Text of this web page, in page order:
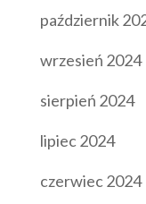
październik
wrzesień 2024
sierpień 2024
lipiec 2024
czerwiec 2024